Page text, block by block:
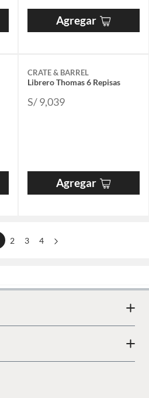
Agregar
CRATE & BARREL
Librero Thomas 6 Repisas
S/ 9,039
Agregar
2 3 4